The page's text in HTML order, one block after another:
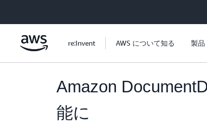
re:Invent AWS について知る 製品
Amazon
能に